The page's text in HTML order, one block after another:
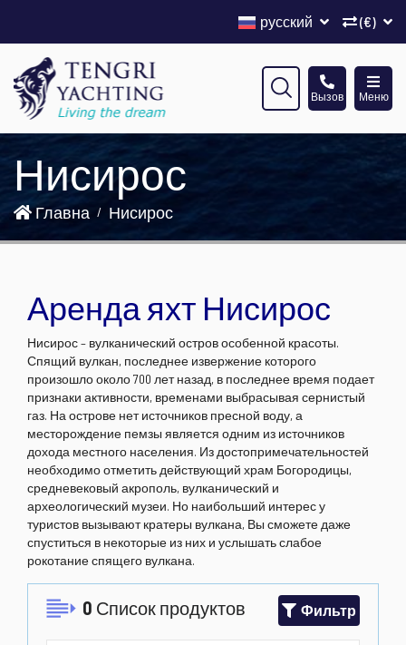
(€)
русский
Меню
Вызов
Нисирос
Главна Нисирос
Аренда яхт Нисирос
Нисирос – вулканический остров особенной красоты.
Спящий вулкан, последнее извержение которого
произошло около 700 лет назад, в последнее время подает
признаки активности, временами выбрасывая сернистый
газ. На острове нет источников пресной воду, а
месторождение пемзы является одним из источников
дохода местного населения. Из достопримечательностей
необходимо отметить действующий храм Богородицы,
средневековый акрополь, вулканический и
археологический музеи. Но наибольший интерес у
туристов вызывают кратеры вулкана, Вы сможете даже
спуститься в некоторые из них и услышать слабое
рокотание спящего вулкана.
0 Список продуктов Фильтр